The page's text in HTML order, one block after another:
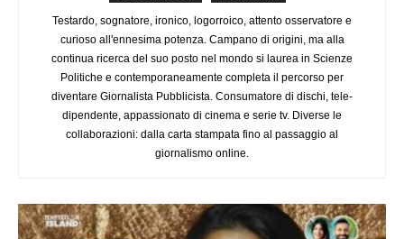
Testardo, sognatore, ironico, logorroico, attento osservatore e
curioso all'ennesima potenza. Campano di origini, ma alla
continua ricerca del suo posto nel mondo si laurea in Scienze
Politiche e contemporaneamente completa il percorso per
diventare Giornalista Pubblicista. Consumatore di dischi, tele-
dipendente, appassionato di cinema e serie tv. Diverse le
collaborazioni: dalla carta stampata fino al passaggio al
giornalismo online.